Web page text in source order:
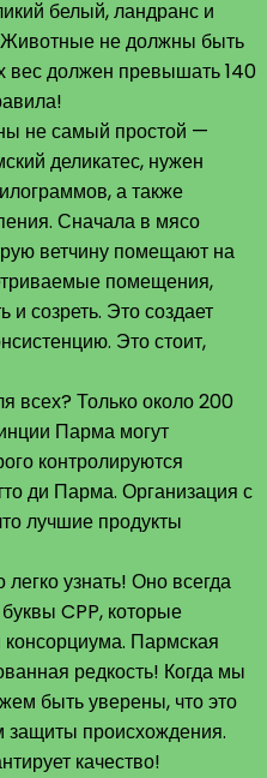
белый, ландранс и
не должны быть
вес должен превышать 140
не самый простой —
деликатес, нужен
а также
Сначала в мясо
ветчину помещают на
помещения,
и созреть. Это создает
Это стоит,
всех? Только около 200
Парма могут
контролируются
ди Парма. Организация с
лучшие продукты
узнать! Оно всегда
CPP, которые
Пармская
редкость! Когда мы
быть уверены, что это
защиты происхождения.
качество!